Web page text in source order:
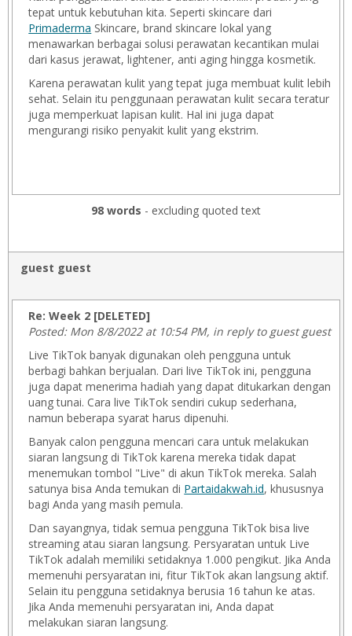
tepat untuk kebutuhan kita. Seperti skincare dari
Primaderma Skincare, brand skincare lokal yang
menawarkan berbagai solusi perawatan kecantikan mulai
dari kasus jerawat, lightener, anti aging hingga kosmetik.
Karena perawatan kulit yang tepat juga membuat kulit lebih
sehat. Selain itu penggunaan perawatan kulit secara teratur
juga memperkuat lapisan kulit. Hal ini juga dapat
mengurangi risiko penyakit kulit yang ekstrim.
98 words - excluding quoted text
guest guest
Re: Week 2 [DELETED]
Posted: Mon 8/8/2022 at 10:54 PM, in reply to guest guest
Live TikTok banyak digunakan oleh pengguna untuk
berbagi bahkan berjualan. Dari live TikTok ini, pengguna
juga dapat menerima hadiah yang dapat ditukarkan dengan
uang tunai. Cara live TikTok sendiri cukup sederhana,
namun beberapa syarat harus dipenuhi.
Banyak calon pengguna mencari cara untuk melakukan
siaran langsung di TikTok karena mereka tidak dapat
menemukan tombol "Live" di akun TikTok mereka. Salah
satunya bisa Anda temukan di Partaidakwah.id, khususnya
bagi Anda yang masih pemula.
Dan sayangnya, tidak semua pengguna TikTok bisa live
streaming atau siaran langsung. Persyaratan untuk Live
TikTok adalah memiliki setidaknya 1.000 pengikut. Jika Anda
memenuhi persyaratan ini, fitur TikTok akan langsung aktif.
Selain itu pengguna setidaknya berusia 16 tahun ke atas.
Jika Anda memenuhi persyaratan ini, Anda dapat
melakukan siaran langsung.